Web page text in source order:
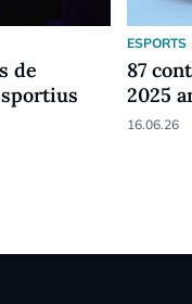
de
ESPORTS
87
2025
16.06.26